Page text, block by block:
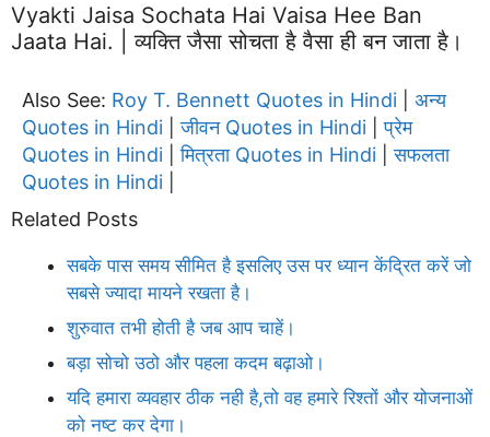
Vyakti Jaisa Sochata Hai Vaisa Hee Ban
Jaata Hai. | व्यक्ति जैसा सोचता है वैसा ही बन जाता है।
Also See: Roy T. Bennett Quotes in Hindi
अन्य
Quotes in Hindi |जीवन Quotes in Hindi |प्रेम
Quotes in Hindi |मित्रता Quotes in Hindi |सफलता
Quotes in Hindi
Related Posts
सबके पास समय सीमित है इसलिए उस पर ध्यान केंद्रित करें जो
सबसे ज्यादा मायने रखता है।
शुरुवात तभी होती है जब आप चाहें।
बड़ा सोचो उठो और पहला कदम बढ़ाओ।
यदि हमारा व्यवहार ठीक नही है,तो वह हमारे रिश्तों और योजनाओं
को नष्ट कर देगा।